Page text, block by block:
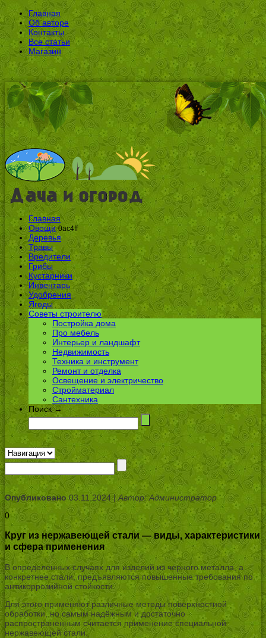
Главная
Об авторе
Контакты
Все статьи
Магазин
Главная
Овощи 0ac4ff
Деревья
Травы
Вредители
Грибы
Кустарники
Инвентарь
Удобрения
Ягоды
Советы строителю
Постройка дома
Про мебель
Интерьер и ландшафт
Недвижимость
Техника и инструмент
Ремонт и отделка
Освещение и электричество
Стройматериал
Сантехника
Поиск →
Опубликовано03.11.2024 | Автор: Администратор
0
Круг из нержавеющей стали — виды, характеристики
и сфера применения
В определённых случаях для изделий из чёрного металла, а
конкретнее стали, предъявляются повышенные требования по
антикоррозийной стойкости.
Для этого применяют различные методы поверхностной
обработки, но самым надёжным и достаточно
распространённым считается применение специальной
нержавеющей стали.